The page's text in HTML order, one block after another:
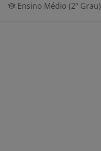
Ensino Médio (2º Grau)